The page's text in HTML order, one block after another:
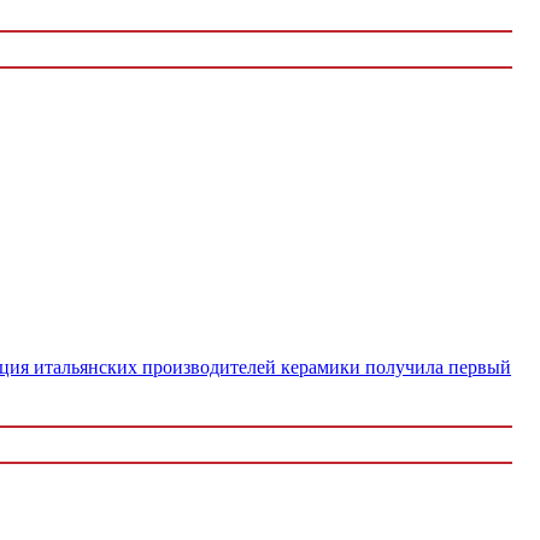
итальянских производителей керамики получила первый